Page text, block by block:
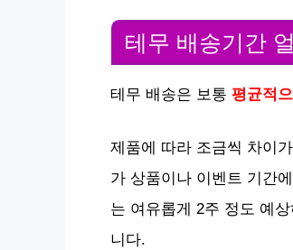
테무 배송기간
테무 배송은 보통 평균적
제품에 따라 조금씩 차이
가 상품이나 이벤트 기간
는 여유롭게 2주 정도 예
니다.